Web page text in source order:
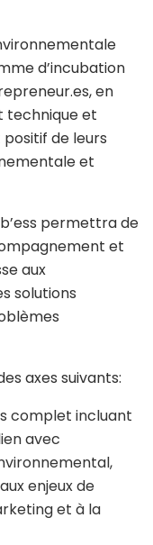
d’incubation
en
technique et
de leurs
et
permettra de
et
aux
solutions
axes suivants:
complet incluant
avec
enjeux de
et à la